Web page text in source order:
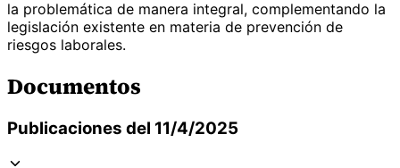
la problemática de manera integral, complementando la
legislación existente en materia de prevención de
riesgos laborales.
Documentos
Publicaciones del 11/4/2025